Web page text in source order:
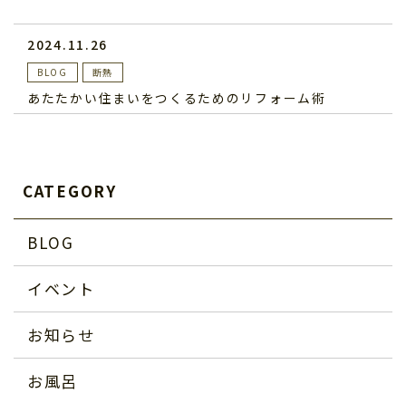
2024.11.26
BLOG 断熱
あたたかい住まいをつくるためのリフォーム術
CATEGORY
BLOG
イベント
お知らせ
お風呂